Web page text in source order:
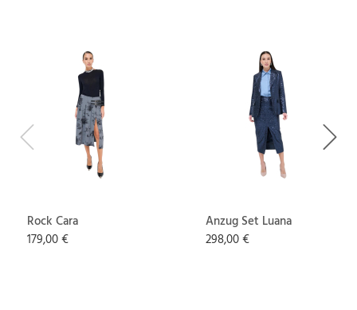
Previous
Rock Cara
179,00 €
Anzug Set Luana
298,00 €
Next